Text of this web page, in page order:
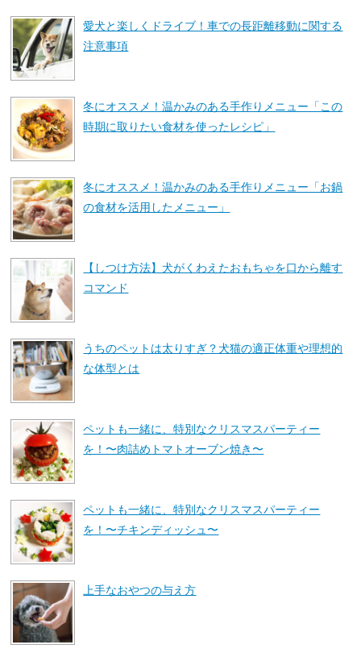
愛犬と楽しくドライブ！車での長距離移動に関する
注意事項
冬にオススメ！温かみのある手作りメニュー「この
時期に取りたい食材を使ったレシピ」
冬にオススメ！温かみのある手作りメニュー「お鍋
の食材を活用したメニュー」
【しつけ方法】犬がくわえたおもちゃを口から離す
コマンド
うちのペットは太りすぎ？犬猫の適正体重や理想的
な体型とは
ペットも一緒に、特別なクリスマスパーティー
を！〜肉詰めトマトオーブン焼き〜
ペットも一緒に、特別なクリスマスパーティー
を！〜チキンディッシュ〜
上手なおやつの与え方